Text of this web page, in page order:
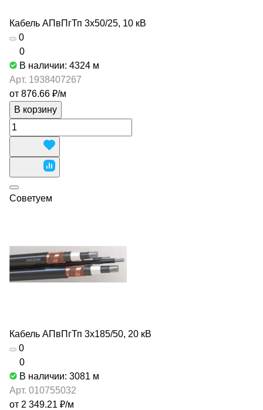
Кабель АПвПгТп 3х50/25, 10 кВ
0
0
В наличии: 4324 м
Арт. 1938407267
от 876.66 ₽/м
В корзину
Советуем
Кабель АПвПгТп 3х185/50, 20 кВ
0
0
В наличии: 3081 м
Арт. 010755032
от 2 349.21 ₽/м